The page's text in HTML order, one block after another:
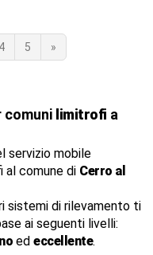
4 5 »
comuni limitrofi a
servizio mobile
al comune di Cerro al
sistemi di rilevamento ti
ai seguenti livelli:
ed eccellente.